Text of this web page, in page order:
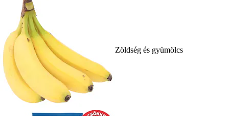
Zöldség és gyümölcs